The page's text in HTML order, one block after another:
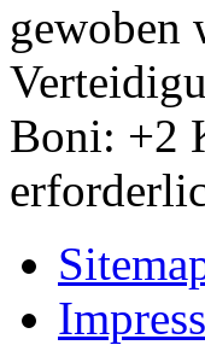
gewoben
Boni: +2